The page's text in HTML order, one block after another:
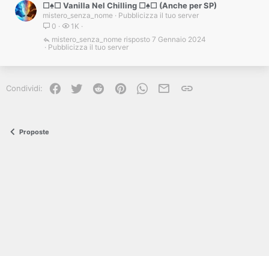
☐♠☐ Vanilla Nel Chilling ☐♠☐ (Anche per SP)
mistero_senza_nome
Pubblicizza il tuo server
0
1K
Pubblicizza il tuo server
7 Gennaio 2024
mistero_senza_nome
Condividi: Facebook
Twitter Reddit PinterestWhatsApp
e-mailLink
Proposte